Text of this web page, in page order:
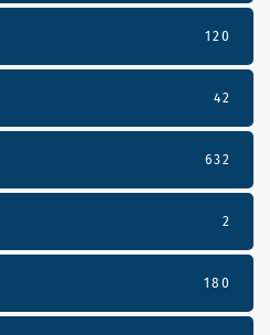
120
42
632
2
180